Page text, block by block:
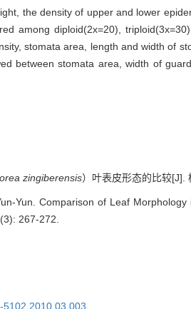
the density of upper and lower
among diploid(2x=20),
stomata area, length and width of
between stomata area, width of
zingiberensis）叶表皮形态的比较[J].
Yun. Comparison of Leaf
267-272.
5102.2010.03.003